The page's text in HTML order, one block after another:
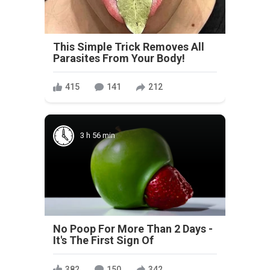
This Simple Trick Removes All
Parasites From Your Body!
415 141 212
3 h 56 min
No Poop For More Than 2 Days -
It's The First Sign Of